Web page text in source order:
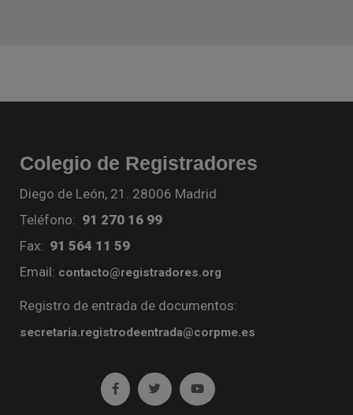
Colegio de Registradores
Diego de León, 21. 28006 Madrid
Teléfono: 91 270 16 99
Fax: 91 564 11 59
Email: contacto@registradores.org
Registro de entrada de documentos:
secretaria.registrodeentrada@corpme.es
Ir a facebook (abre en ventana nueva)
Ir a twitter (abre en ventana nueva)
Ir a YouTube (abre en